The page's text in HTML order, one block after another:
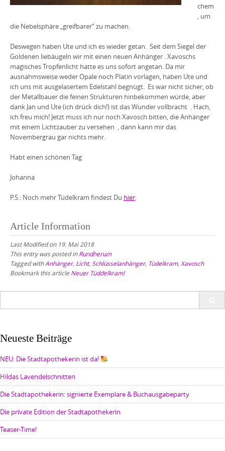
chem
, um
die Nebelsphäre „greifbarer“ zu machen.
Deswegen haben Ute und ich es wieder getan. Seit dem Siegel der
Goldenen liebäugeln wir mit einen neuen Anhänger . Xavoschs
magisches Tropfenlicht hatte es uns sofort angetan. Da mir
ausnahmsweise weder Opale noch Platin vorlagen, haben Ute und
ich uns mit ausgelasertem Edelstahl begnügt. Es war nicht sicher, ob
der Metallbauer die feinen Strukturen hinbekommen würde, aber
dank Jan und Ute (ich drück dich!) ist das Wunder vollbracht . Hach,
ich freu mich! Jetzt muss ich nur noch Xavosch bitten, die Anhänger
mit einem Lichtzauber zu versehen , dann kann mir das
Novembergrau gar nichts mehr.
Habt einen schönen Tag
Johanna
P.S.: Noch mehr Tüdelkram findest Du hier.
Article Information
Last Modified on 19. Mai 2018
This entry was posted inRundherum
Tagged withAnhänger, Licht, Schlüsselanhänger, Tüdelkram, Xavosch
Bookmark this article Neuer Tüddelkram!
Neueste Beiträge
NEU: Die Stadtapothekerin ist da!
Hildas Lavendelschnitten
Die Stadtapothekerin: signierte Exemplare & Buchausgabeparty
Die private Edition der Stadtapothekerin
Teaser-Time!